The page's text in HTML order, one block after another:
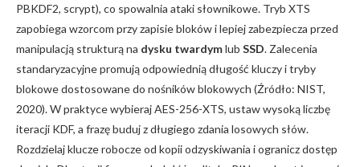
PBKDF2, scrypt), co spowalnia ataki słownikowe. Tryb XTS
zapobiega wzorcom przy zapisie bloków i lepiej zabezpiecza przed
manipulacją strukturą na dysku twardymlub SSD. Zalecenia
standaryzacyjne promują odpowiednią długość kluczy i tryby
blokowe dostosowane do nośników blokowych (Źródło: NIST,
2020). W praktyce wybieraj AES-256-XTS, ustaw wysoką liczbę
iteracji KDF, a frazę buduj z długiego zdania losowych słów.
Rozdzielaj klucze robocze od kopii odzyskiwania i ogranicz dostęp